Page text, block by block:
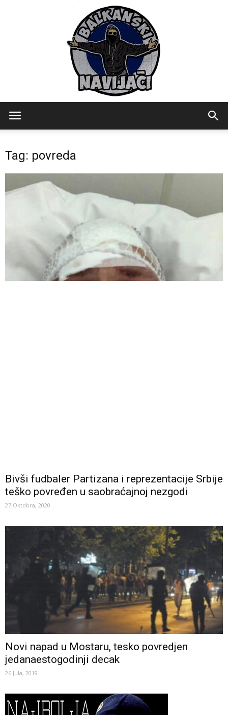
Tag: povreda
Bivši fudbaler Partizana i reprezentacije Srbije
teško povređen u saobraćajnoj nezgodi
27 Oktobra, 2020
Novi napad u Mostaru, tesko povredjen
jedanaestogodinji decak
26 Jula, 2019